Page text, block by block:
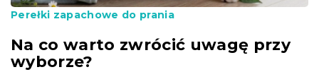
Perełki zapachowe do prania
Na co warto zwrócić uwagę przy
wyborze?